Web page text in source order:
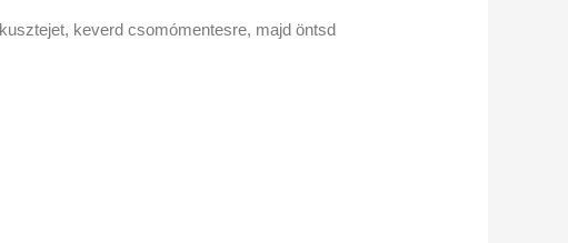
keverd csomómentesre, majd öntsd